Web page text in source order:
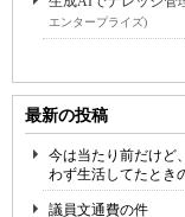
エンタープライズ)
最新の投稿
今は当たり前だけど
わず生活してたとき
議員文通費の件